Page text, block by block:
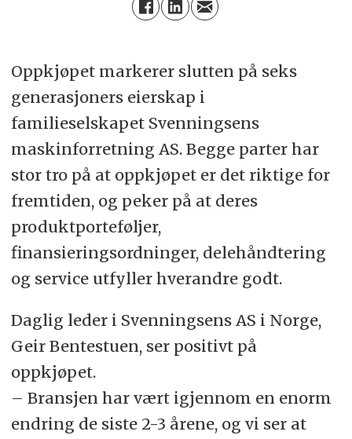
Oppkjøpet markerer slutten på seks
generasjoners eierskap i
familieselskapet Svenningsens
maskinforretning AS. Begge parter har
stor tro på at oppkjøpet er det riktige for
fremtiden, og peker på at deres
produktporteføljer,
finansieringsordninger, delehåndtering
og service utfyller hverandre godt.
Daglig leder i Svenningsens AS i Norge,
Geir Bentestuen, ser positivt på
oppkjøpet.
– Bransjen har vært igjennom en enorm
endring de siste 2-3 årene, og vi ser at